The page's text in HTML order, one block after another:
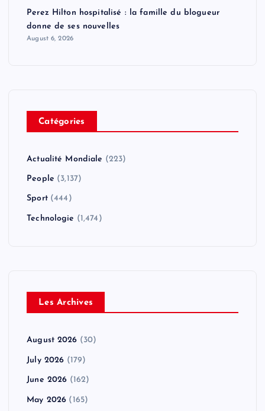
Perez Hilton hospitalisé : la famille du blogueur
donne de ses nouvelles
August 6, 2026
Catégories
Actualité Mondiale (223)
People (3,137)
Sport(444)
Technologie (1,474)
Les Archives
August 2026 (30)
July 2026 (179)
June 2026 (162)
May 2026 (165)